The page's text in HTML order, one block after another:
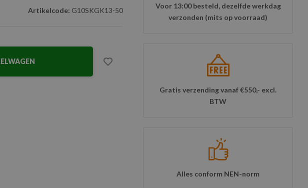
Artikelcode: G10SKGK13-50
Voor 13:00 besteld, dezelfde werkdag
verzonden (mits op voorraad)
Gratis verzending vanaf €550,- excl.
BTW
Alles conform NEN-norm